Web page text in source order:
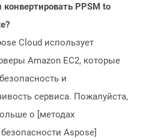
конвертировать PPSM to
Cloud использует
Amazon EC2, которые
и
сервиса. Пожалуйста,
о [методах
Aspose]